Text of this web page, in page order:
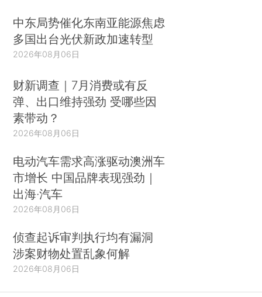
中东局势催化东南亚能源焦虑
多国出台光伏新政加速转型
2026年08月06日
财新调查｜7月消费或有反
弹、出口维持强劲 受哪些因
素带动？
2026年08月06日
电动汽车需求高涨驱动澳洲车
市增长 中国品牌表现强劲｜
出海·汽车
2026年08月06日
侦查起诉审判执行均有漏洞
涉案财物处置乱象何解
2026年08月06日